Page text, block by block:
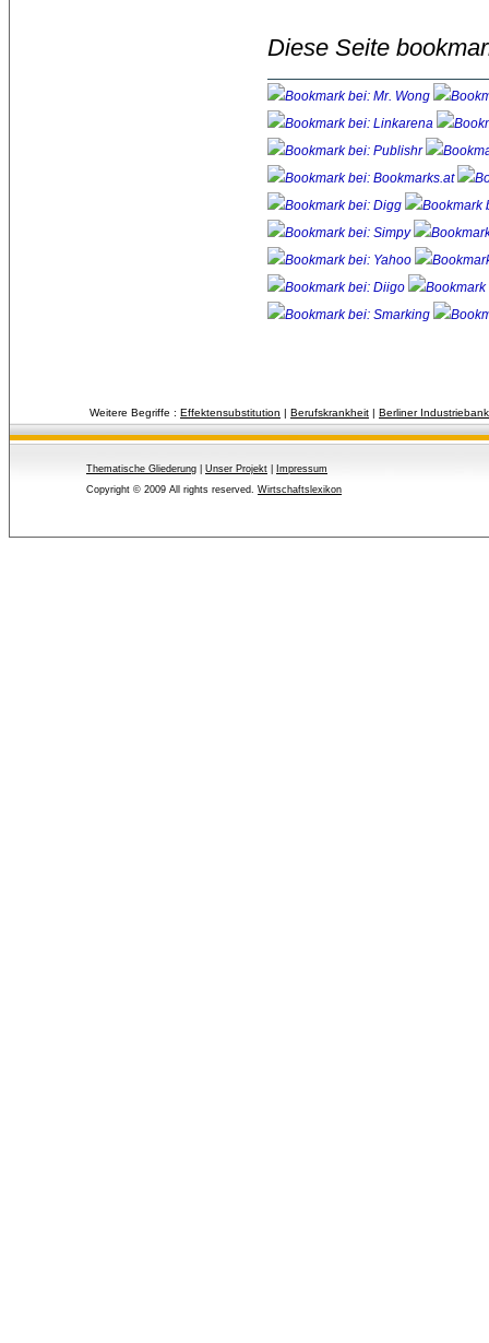
Diese Seite
Weitere Begriffe : Effektensubstitution | Berufskrankheit | Berliner
Thematische Gliederung Unser Projekt
Impressum
Copyright © 2009 All rights reserved. Wirtschaftslexikon